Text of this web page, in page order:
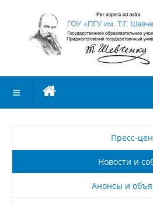
Пресс-
Новости и
Анонсы и